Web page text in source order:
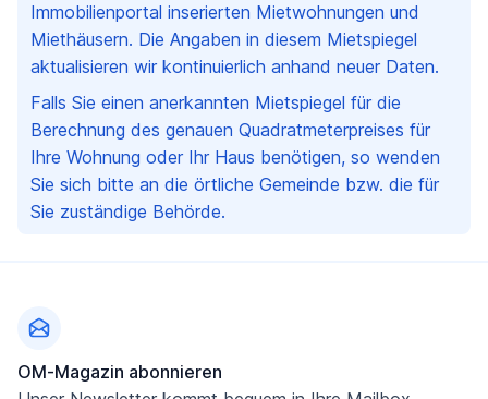
Immobilienportal inserierten Mietwohnungen und
Miethäusern. Die Angaben in diesem Mietspiegel
aktualisieren wir kontinuierlich anhand neuer Daten.
Falls Sie einen anerkannten Mietspiegel für die
Berechnung des genauen Quadratmeterpreises für
Ihre Wohnung oder Ihr Haus benötigen, so wenden
Sie sich bitte an die örtliche Gemeinde bzw. die für
Sie zuständige Behörde.
OM-Magazin abonnieren